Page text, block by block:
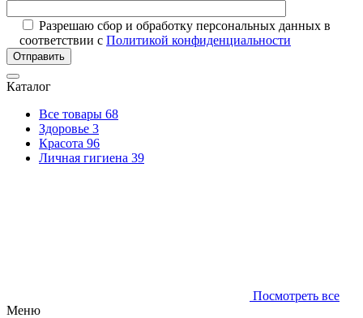
Разрешаю сбор и обработку персональных данных в
соответствии с Политикой конфиденциальности
Отправить
Каталог
Все товары 68
Здоровье 3
Красота 96
Личная гигиена 39
Посмотреть все
Меню